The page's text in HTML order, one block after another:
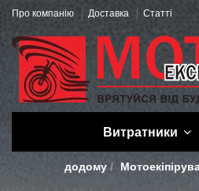
Про компанію Доставка Статті
Витратники
додому